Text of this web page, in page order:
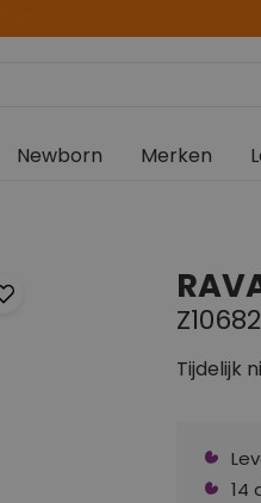
Newborn Merken
Tijdelijk
14